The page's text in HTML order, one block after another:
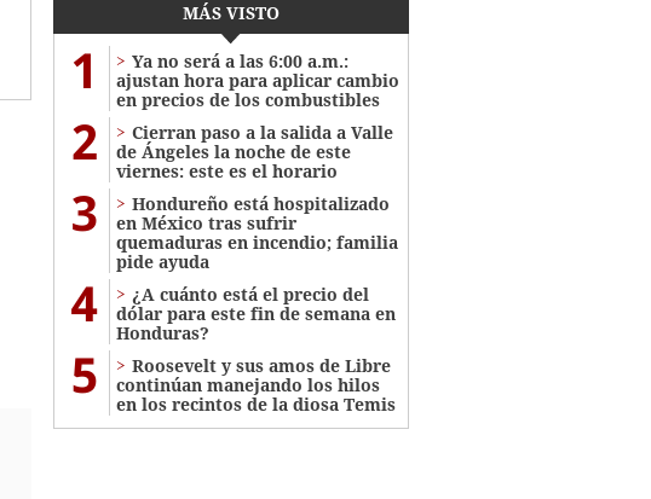
MÁS VISTO
1
Ya no será a las 6:00 a.m.:
ajustan hora para aplicar cambio
en precios de los combustibles
2
Cierran paso a la salida a Valle
de Ángeles la noche de este
viernes: este es el horario
3
Hondureño está hospitalizado
en México tras sufrir
quemaduras en incendio; familia
pide ayuda
4
¿A cuánto está el precio del
dólar para este fin de semana en
Honduras?
5
Roosevelt y sus amos de Libre
continúan manejando los hilos
en los recintos de la diosa Temis